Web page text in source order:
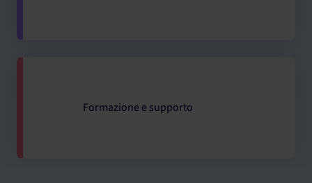
Formazione e supporto